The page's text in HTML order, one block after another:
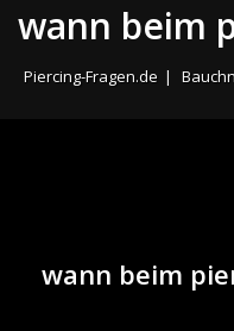
wann beim
Piercing-Fragen.de |
wann beim